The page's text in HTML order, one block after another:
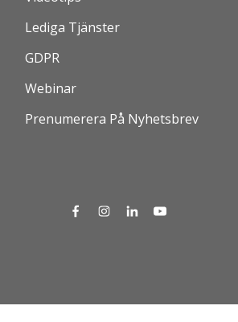
Lediga Tjänster
GDPR
Webinar
Prenumerera På Nyhetsbrev